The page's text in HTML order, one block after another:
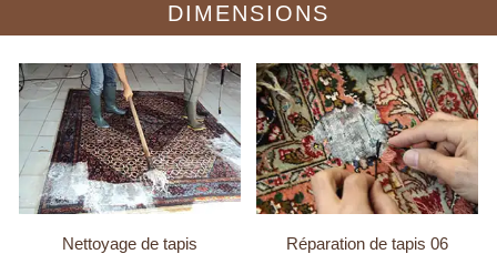
DIMENSIONS
Nettoyage de tapis Réparation de tapis 06